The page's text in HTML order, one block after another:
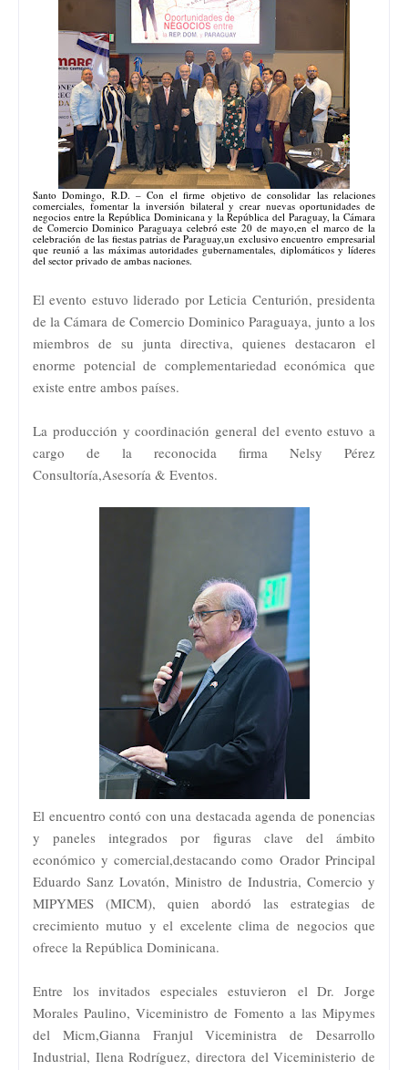
​Santo Domingo, R.D. – Con el firme objetivo de consolidar las relaciones
comerciales, fomentar la inversión bilateral y crear nuevas oportunidades de
negocios entre la República Dominicana y la República del Paraguay, la Cámara
de Comercio Dominico Paraguaya celebró este 20 de mayo,en el marco de la
celebración de las fiestas patrias de Paraguay,un exclusivo encuentro empresarial
que reunió a las máximas autoridades gubernamentales, diplomáticos y líderes
del sector privado de ambas naciones.
​El evento estuvo liderado por Leticia Centurión, presidenta
de la Cámara de Comercio Dominico Paraguaya, junto a los
miembros de su junta directiva, quienes destacaron el
enorme potencial de complementariedad económica que
existe entre ambos países.
La producción y coordinación general del evento estuvo a
cargo de la reconocida firma Nelsy Pérez
Consultoría,Asesoría & Eventos.
​El encuentro contó con una destacada agenda de ponencias
y paneles integrados por figuras clave del ámbito
económico y comercial,destacando como​Orador Principal
Eduardo Sanz Lovatón, Ministro de Industria, Comercio y
MIPYMES (MICM), quien abordó las estrategias de
crecimiento mutuo y el excelente clima de negocios que
ofrece la República Dominicana.
Entre los invitados especiales estuvieron el Dr.​ Jorge
Morales Paulino, Viceministro de Fomento a las Mipymes
del Micm,Gianna Franjul Viceministra de Desarrollo
Industrial, Ilena Rodríguez, directora del Viceministerio de